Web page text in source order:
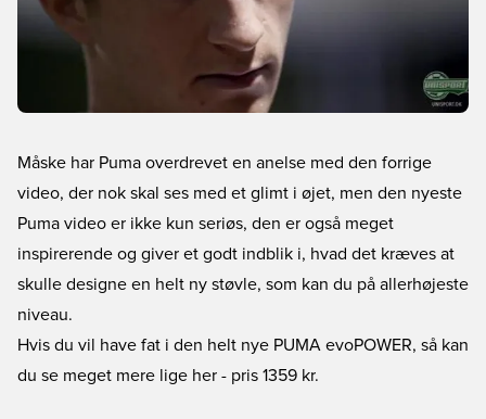
Måske har Puma overdrevet en anelse med den forrige
video, der nok skal ses med et glimt i øjet, men den nyeste
Puma video er ikke kun seriøs, den er også meget
inspirerende og giver et godt indblik i, hvad det kræves at
skulle designe en helt ny støvle, som kan du på allerhøjeste
niveau.
Hvis du vil have fat i den helt nye PUMA evoPOWER, så kan
du se meget mere lige her - pris 1359 kr.